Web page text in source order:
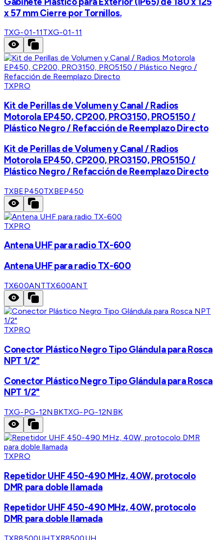
x 57 mm Cierre por Tornillos.
TXG-01-11TXG-01-11
TXPRO
Kit de Perillas de Volumen y Canal / Radios
Motorola EP450, CP200, PRO3150, PRO5150 /
Plástico Negro / Refacción de Reemplazo Directo
Kit de Perillas de Volumen y Canal / Radios
Motorola EP450, CP200, PRO3150, PRO5150 /
Plástico Negro / Refacción de Reemplazo Directo
TXBEP450TXBEP450
TXPRO
Antena UHF para radio TX-600
Antena UHF para radio TX-600
TX600ANTTX600ANT
TXPRO
Conector Plástico Negro Tipo Glándula para Rosca
NPT 1/2"
Conector Plástico Negro Tipo Glándula para Rosca
NPT 1/2"
TXG-PG-12NBKTXG-PG-12NBK
TXPRO
Repetidor UHF 450-490 MHz, 40W, protocolo
DMR para doble llamada
Repetidor UHF 450-490 MHz, 40W, protocolo
DMR para doble llamada